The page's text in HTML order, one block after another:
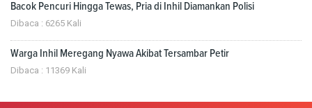
Bacok Pencuri Hingga Tewas, Pria di Inhil Diamankan Polisi
Dibaca : 6265 Kali
Warga Inhil Meregang Nyawa Akibat Tersambar Petir
Dibaca : 11369 Kali